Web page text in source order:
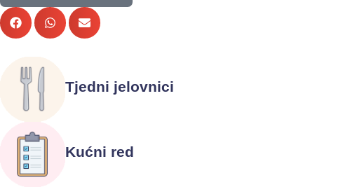
Tjedni jelovnici
Kućni red